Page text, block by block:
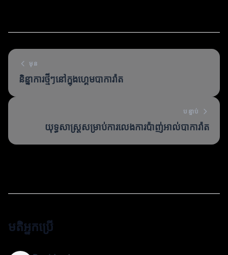
មុន
និន្នាការថ្មីៗនៅក្នុងហ្គេមបាការ៉ាត
បន្ទាប់
យុទ្ធសាស្ត្រ​សម្រាប់​ការ​លេង​ការប៉ាញ់អាល់​បាការ៉ាត
មតិអ្នកប្រើ